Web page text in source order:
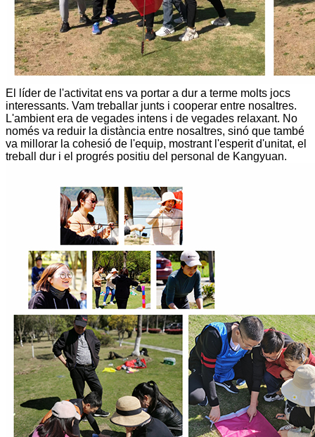
El líder de l'activitat ens va portar a dur a terme molts jocs
interessants. Vam treballar junts i cooperar entre nosaltres.
L'ambient era de vegades intens i de vegades relaxant. No
només va reduir la distància entre nosaltres, sinó que també
va millorar la cohesió de l'equip, mostrant l'esperit d'unitat, el
treball dur i el progrés positiu del personal de Kangyuan.